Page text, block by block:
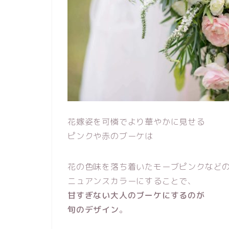
花嫁姿を可憐でより華やかに見せる
ピンクや赤のブーケは
花の色味を落ち着いたモーブピンクなど
ニュアンスカラーにすることで、
甘すぎない大人のブーケにするのが
旬のデザイン。